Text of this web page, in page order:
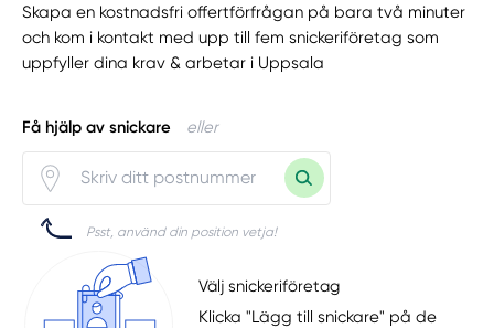
Skapa en kostnadsfri offertförfrågan på bara två minuter
och kom i kontakt med upp till fem snickeriföretag som
uppfyller dina krav & arbetar i Uppsala
Få hjälp av snickare eller
Psst, använd din position vetja!
Välj snickeriföretag
Klicka "Lägg till snickare" på de